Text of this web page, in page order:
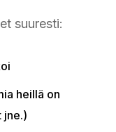
suuresti:
heillä on
jne.)